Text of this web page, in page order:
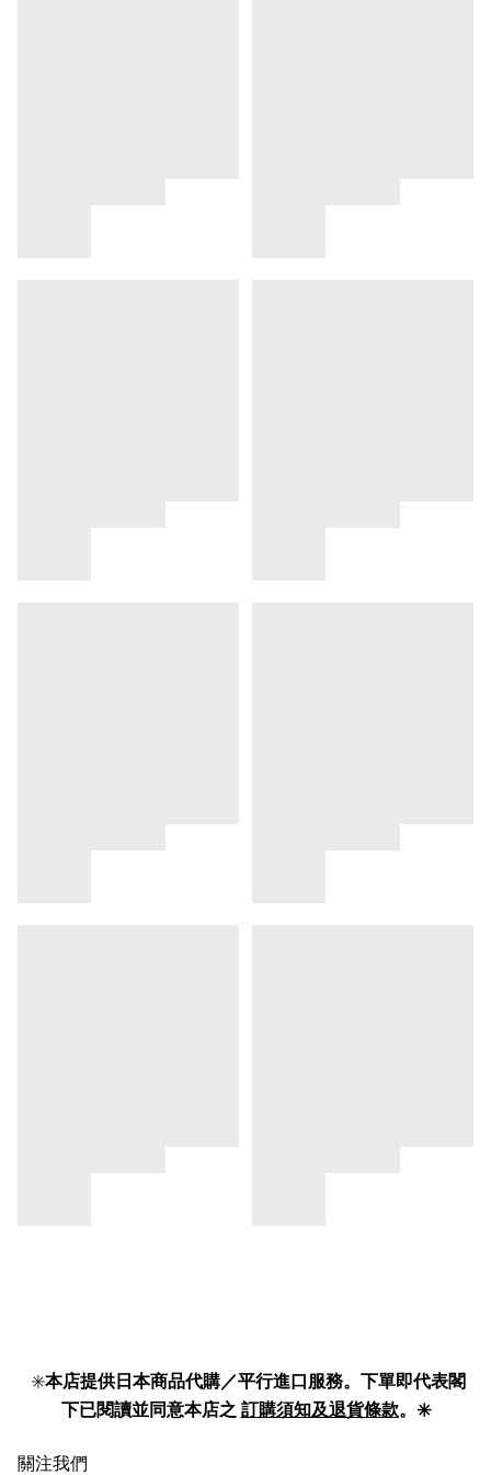
✳️本店提供日本商品代購／平行進口服務。下單即代表閣
下已閱讀並同意本店之 訂購須知及退貨條款。✳️
關注我們